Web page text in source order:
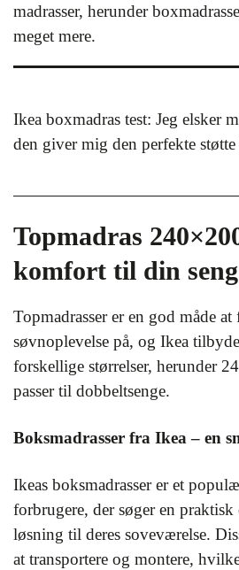
madrasser, herunder
meget mere.
Ikea boxmadras test: Jeg elsker
den giver mig den perfekte støtte
Topmadras
komfort til din seng
Topmadrasser er en god måde
søvnoplevelse på, og Ikea
forskellige størrelser, herunder
passer til dobbeltsenge.
Boksmadrasser fra Ikea – en
Ikeas boksmadrasser er et
forbrugere, der søger en
løsning til deres soveværelse.
at transportere og montere,